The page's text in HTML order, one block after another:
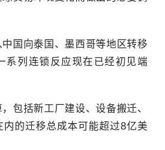
国向泰国、墨西哥等地区转移
系列连锁反应现在已经初见端
包括新工厂建设、设备搬迁、
内的迁移总成本可能超过8亿美